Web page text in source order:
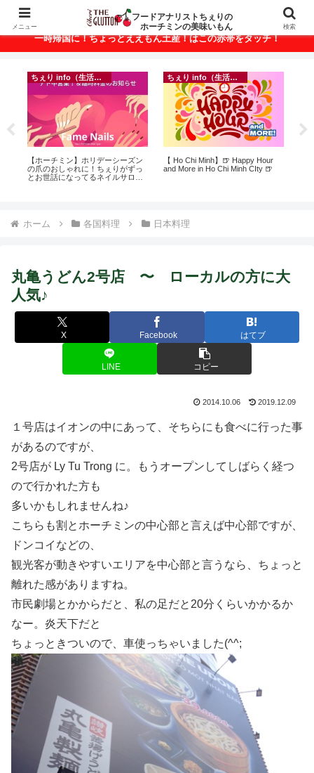
ベトナム・ホーチミンの美味いもんが満載！
一時帰国に！ちょっとええもん土産！はこの赤帯をタッチ！
ちぇり info（生活情報）
【ホーチミン】ホリデーシーズン
の爪のおしゃれに！ちぇりがずっ
とお世話になってるネイルサロン
ちぇり info（生活情報）
【 Ho Chi Minh】🍺 Happy Hour
and More in Ho Chi Minh CIty 🍺
ホーム 各国料理 日本料理
丸亀うどん2号店 〜 ローカルの方に大
人気♪
X Facebook はてブ
LINE コピー
2014.10.06 2019.12.09
１号店はイオンの中にあって、そちらにも食べに行った事
があるのですが、
2号店が Ly Tu Trong に。もうオープンしてしばらく経つ
ので行かれた方も
多いかもしれませんね♪
こちらも割とホーチミンの中心部と言えば中心部ですが、
ドンコイなどの、
観光客が動きやすいエリアを中心部と言うなら、ちょっと
離れた感がありますね。
市民劇場とかからだと、私の足だと20分くらいかかるか
なー。炎天下だと
ちょっときついので、車使っちゃいました(^^;
メニュー
フードアナリストちぇりの
ホーチミンの美味いもん
検索